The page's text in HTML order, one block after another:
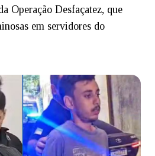
Operação Desfaçatez, que
em servidores do